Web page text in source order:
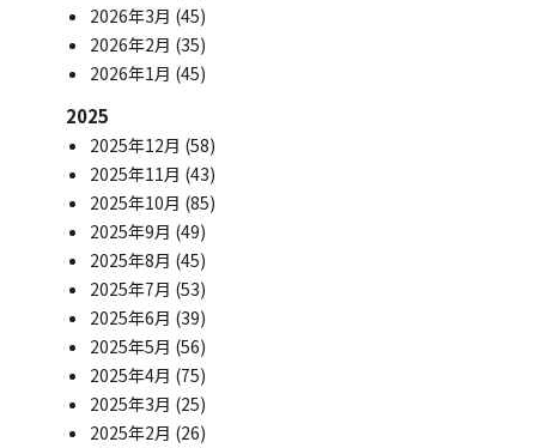
2026年3月 (45)
2026年2月 (35)
2026年1月 (45)
2025
2025年12月 (58)
2025年11月 (43)
2025年10月 (85)
2025年9月 (49)
2025年8月 (45)
2025年7月 (53)
2025年6月 (39)
2025年5月 (56)
2025年4月 (75)
2025年3月 (25)
2025年2月 (26)